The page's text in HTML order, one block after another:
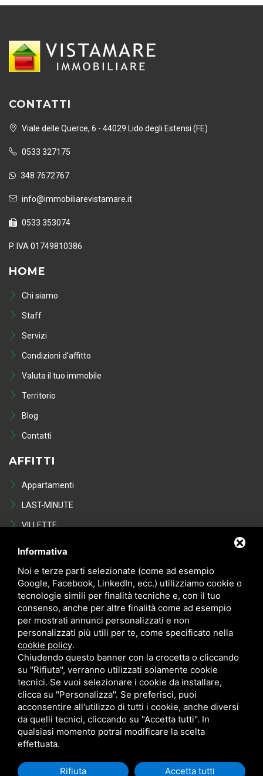
CONTATTI
Viale delle Querce, 6 - 44029 Lido degli Estensi (FE)
0533 327175
348 7672767
info@immobiliarevistamare.it
0533 353074
P. IVA 01749810386
HOME
Chi siamo
Staff
Servizi
Condizioni d'affitto
Valuta il tuo immobile
Territorio
Blog
Contatti
AFFITTI
Appartamenti
LAST-MINUTE
VILLETTE
Last Minute
VENDITE
Appartamenti
VILLETTE
NEGOZI
POSTI AUTO - GARAGE
Occasioni in vendita
Informativa
Noi e terze parti selezionate (come ad esempio
Google, Facebook, LinkedIn, ecc.) utilizziamo cookie o
tecnologie simili per finalità tecniche e, con il tuo
consenso, anche per altre finalità come ad esempio
per mostrati annunci personalizzati e non
personalizzati più utili per te, come specificato nella
cookie policy.
Chiudendo questo banner con la crocetta o cliccando
su "Rifiuta", verranno utilizzati solamente cookie
tecnici. Se vuoi selezionare i cookie da installare,
clicca su "Personalizza". Se preferisci, puoi
acconsentire all'utilizzo di tutti i cookie, anche diversi
da quelli tecnici, cliccando su "Accetta tutti". In
qualsiasi momento potrai modificare la scelta
effettuata.
Rifiuta Accetta tutti